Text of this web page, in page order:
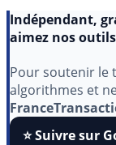
aimez nos
Pour soutenir le
algorithmes et